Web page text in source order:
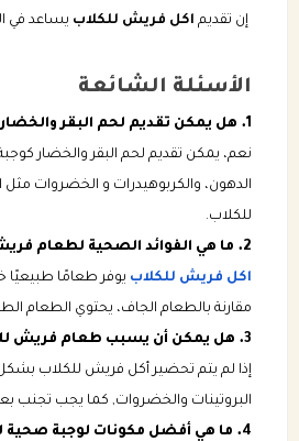
إن تقديم اكل فريش للكلاب يساعد في
الأسئلة الشائعة
1. هل يمكن تقديم لحم البقر والخضار كوجبة رئيسية للكلاب؟
نعم، يمكن تقديم لحم البقر والخضار
الدهون، والكربوهيدرات و الخضروات مثل
للكلاب.
2. ما هي الفوائد الصحية لطعام فريش للكلاب مقارنةً بالطعام الجاف؟
اكل فريش للكلاب يوفر طعامًا طبيعيًا
مقارنة بالطعام الجاف، يحتوي الطعام
3. هل يمكن أن يسبب طعام فريش للكلاب مشاكل صحية؟
إذا لم يتم تحضير أكل فريش للكلاب
البروتينات والخضروات, كما يجب تجنب
4. ما هي أفضل مكونات لوجبة صحية للكلاب؟